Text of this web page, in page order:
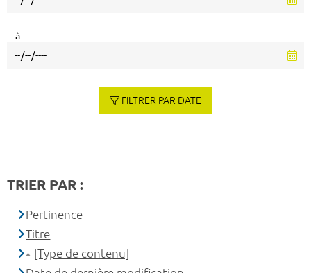
à
FILTRER PAR DATE
TRIER PAR :
Pertinence
Titre
[Type de contenu]